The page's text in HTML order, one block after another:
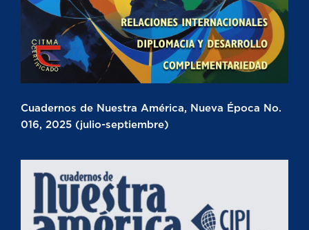
Cuadernos de Nuestra América, Nueva Época No.
016, 2025 (julio-septiembre)